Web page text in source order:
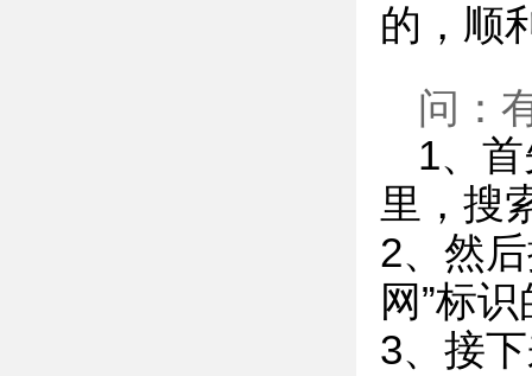
的，顺
问：
1、
里，搜
2、然
网”标
3、接